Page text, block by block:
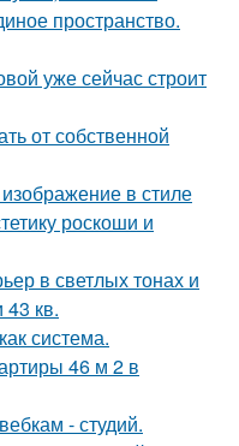
пространство.
уже сейчас строит
от собственной
в стиле
роскоши и
в светлых тонах и
43 кв.
система.
46 м 2 в
- студий.